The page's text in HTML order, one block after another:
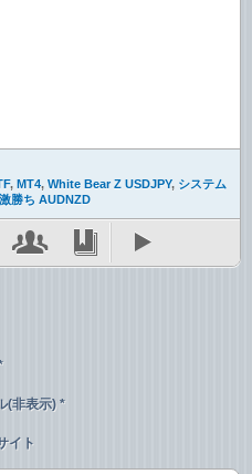
, MT4, White Bear Z USDJPY, システム
激勝ち AUDNZD
(非表示) *
イト